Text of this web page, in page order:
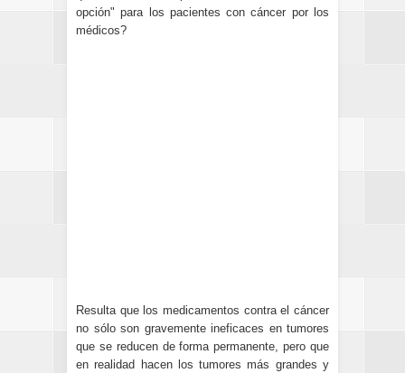
opción" para los pacientes con cáncer por los
médicos?
Resulta que los medicamentos contra el cáncer
no sólo son gravemente ineficaces en tumores
que se reducen de forma permanente, pero que
en realidad hacen los tumores más grandes y